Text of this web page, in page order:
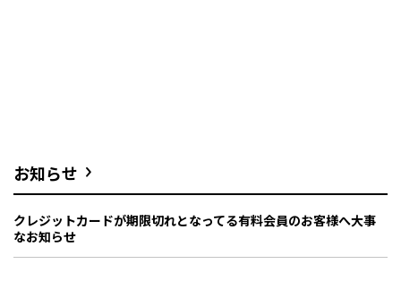
お知らせ
クレジットカードが期限切れとなってる有料会員のお客様へ大事
なお知らせ